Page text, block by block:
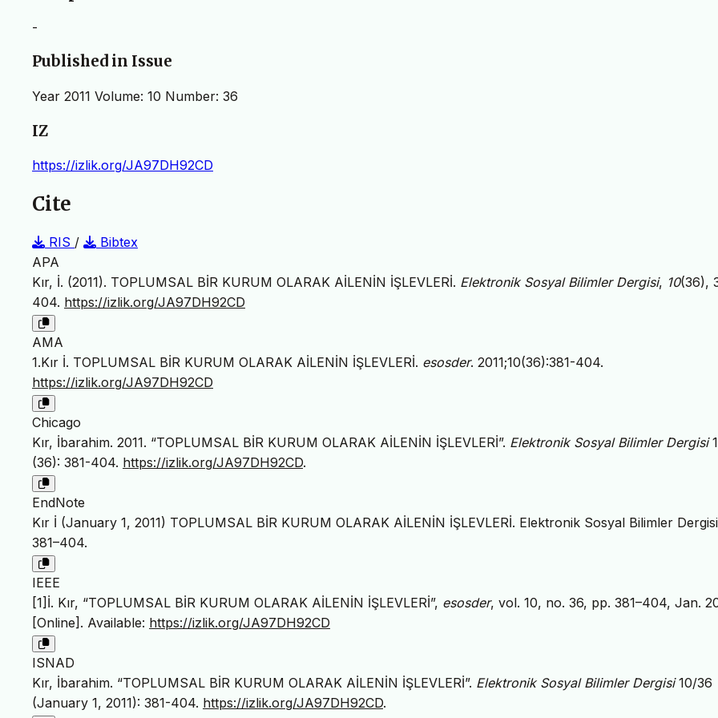
-
Published in Issue
Year 2011 Volume: 10 Number: 36
IZ
https://izlik.org/JA97DH92CD
Cite
RIS /
Bibtex
APA
Kır, İ. (2011). TOPLUMSAL BİR KURUM OLARAK AİLENİN İŞLEVLERİ. Elektronik Sosyal Bilimler Dergisi, 10(36),
404. https://izlik.org/JA97DH92CD
AMA
1.Kır İ. TOPLUMSAL BİR KURUM OLARAK AİLENİN İŞLEVLERİ. esosder. 2011;10(36):381-404.
https://izlik.org/JA97DH92CD
Chicago
Kır, İbarahim. 2011. “TOPLUMSAL BİR KURUM OLARAK AİLENİN İŞLEVLERİ”. Elektronik Sosyal Bilimler Dergisi
(36): 381-404. https://izlik.org/JA97DH92CD.
EndNote
Kır İ (January 1, 2011) TOPLUMSAL BİR KURUM OLARAK AİLENİN İŞLEVLERİ. Elektronik Sosyal Bilimler
381–404.
IEEE
[1]İ. Kır, “TOPLUMSAL BİR KURUM OLARAK AİLENİN İŞLEVLERİ”, esosder, vol. 10, no. 36, pp. 381–404, Jan.
[Online]. Available: https://izlik.org/JA97DH92CD
ISNAD
Kır, İbarahim. “TOPLUMSAL BİR KURUM OLARAK AİLENİN İŞLEVLERİ”. Elektronik Sosyal Bilimler Dergisi10/36
(January 1, 2011): 381-404. https://izlik.org/JA97DH92CD.